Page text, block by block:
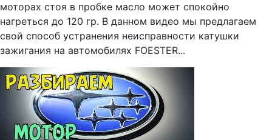
моторах стоя в пробке масло может спокойно
нагреться до 120 гр. В данном видео мы предлагаем
свой способ устранения неисправности катушки
зажигания на автомобилях FOESTER...